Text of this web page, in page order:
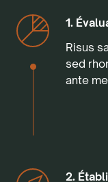
1.
Risus
sed
ante
2.